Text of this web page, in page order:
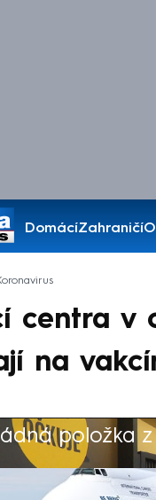
DomácíZahraničí
Pořady
centra v
na
položka